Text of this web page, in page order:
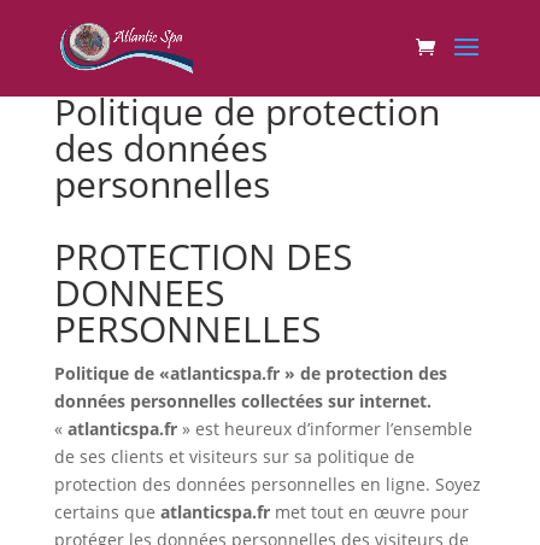
Politique de protection
des données
personnelles
PROTECTION DES
DONNEES
PERSONNELLES
Politique de «atlanticspa.fr » de protection des
données personnelles collectées sur internet.
« atlanticspa.fr » est heureux d’informer l’ensemble
de ses clients et visiteurs sur sa politique de
protection des données personnelles en ligne. Soyez
certains que atlanticspa.frmet tout en œuvre pour
protéger les données personnelles des visiteurs de